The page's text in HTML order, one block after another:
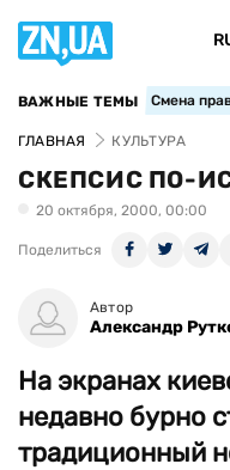
ВАЖНЫЕ ТЕМЫ Смена
ГЛАВНАЯ КУЛЬТУРА
СКЕПСИС ПО-
20 октября, 2000, 00:00
Поделиться
Автор
Александр
На экранах
недавно бурно
традиционный